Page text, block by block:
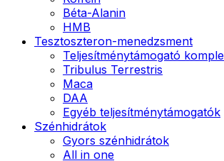
Béta-Alanin
HMB
Tesztoszteron-menedzsment
Teljesítménytámogató
Tribulus Terrestris
Maca
DAA
Egyéb teljesítménytámogatók
Szénhidrátok
Gyors szénhidrátok
All in one